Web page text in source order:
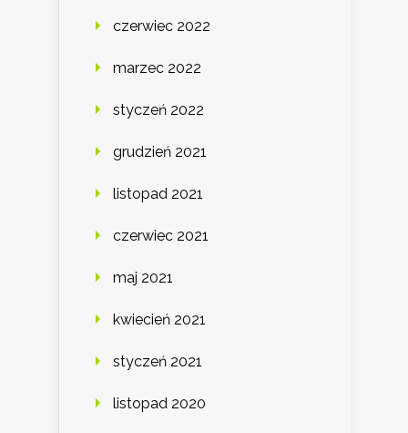
czerwiec 2022
marzec 2022
styczeń 2022
grudzień 2021
listopad 2021
czerwiec 2021
maj 2021
kwiecień 2021
styczeń 2021
listopad 2020